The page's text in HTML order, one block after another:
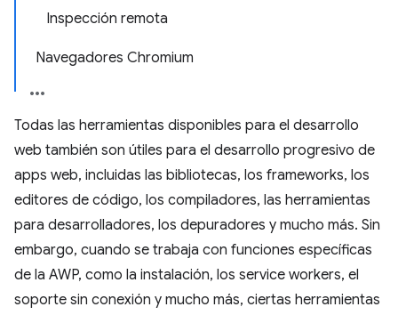
Inspección remota
Navegadores Chromium
Todas las herramientas disponibles para el desarrollo
web también son útiles para el desarrollo progresivo de
apps web, incluidas las bibliotecas, los frameworks, los
editores de código, los compiladores, las herramientas
para desarrolladores, los depuradores y mucho más. Sin
embargo, cuando se trabaja con funciones específicas
de la AWP, como la instalación, los service workers, el
soporte sin conexión y mucho más, ciertas herramientas